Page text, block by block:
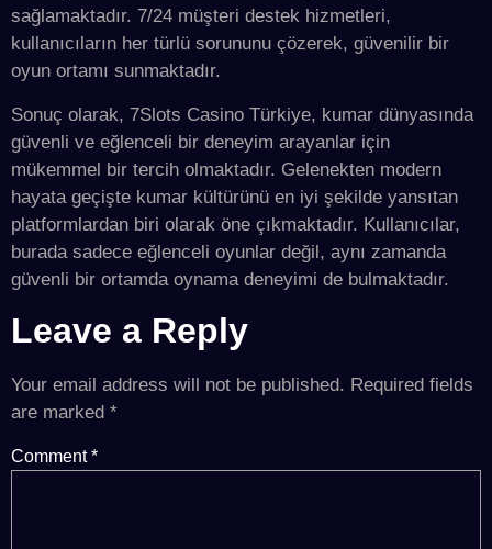
sağlamaktadır. 7/24 müşteri destek hizmetleri,
kullanıcıların her türlü sorununu çözerek, güvenilir bir
oyun ortamı sunmaktadır.
Sonuç olarak, 7Slots Casino Türkiye, kumar dünyasında
güvenli ve eğlenceli bir deneyim arayanlar için
mükemmel bir tercih olmaktadır. Gelenekten modern
hayata geçişte kumar kültürünü en iyi şekilde yansıtan
platformlardan biri olarak öne çıkmaktadır. Kullanıcılar,
burada sadece eğlenceli oyunlar değil, aynı zamanda
güvenli bir ortamda oynama deneyimi de bulmaktadır.
Leave a Reply
Your email address will not be published. Required fields
are marked *
Comment*